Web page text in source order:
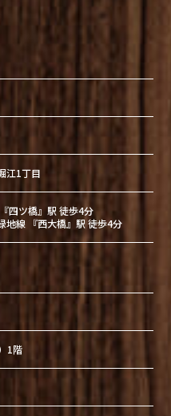
江1丁目
四ツ橋』駅 徒歩4分
地線 『西大橋』駅 徒歩4分
1階